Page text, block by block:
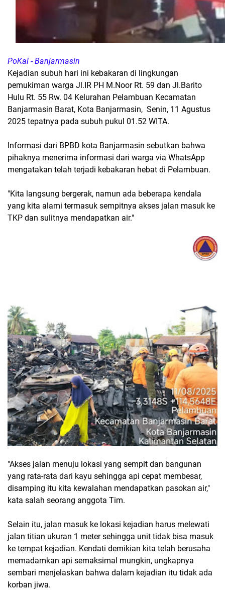
PoKal - Banjarmasin
Kejadian subuh hari ini kebakaran di lingkungan
pemukiman warga Jl.IR PH M.Noor Rt. 59 dan Jl.Barito
Hulu Rt. 55 Rw. 04 Kelurahan Pelambuan Kecamatan
Banjarmasin Barat, Kota Banjarmasin, Senin, 11 Agustus
2025 tepatnya pada subuh pukul 01.52 WITA.
Informasi dari BPBD kota Banjarmasin sebutkan bahwa
pihaknya menerima informasi dari warga via WhatsApp
mengatakan telah terjadi kebakaran hebat di Pelambuan.
"Kita langsung bergerak, namun ada beberapa kendala
yang kita alami termasuk sempitnya akses jalan masuk ke
TKP dan sulitnya mendapatkan air."
"Akses jalan menuju lokasi yang sempit dan bangunan
yang rata-rata dari kayu sehingga api cepat membesar,
disamping itu kita kewalahan mendapatkan pasokan air,"
kata salah seorang anggota Tim.
Selain itu, jalan masuk ke lokasi kejadian harus melewati
jalan titian ukuran 1 meter sehingga unit tidak bisa masuk
ke tempat kejadian. Kendati demikian kita telah berusaha
memadamkan api semaksimal mungkin, ungkapnya
sembari menjelaskan bahwa dalam kejadian itu tidak ada
korban jiwa.